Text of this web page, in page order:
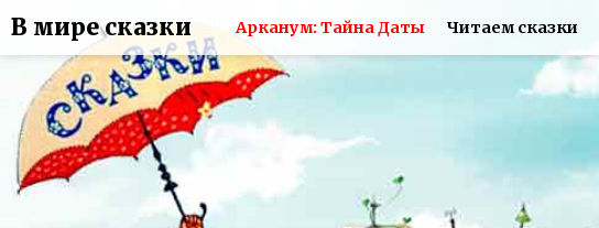
В мире сказки Арканум: Тайна Даты Читаем сказки